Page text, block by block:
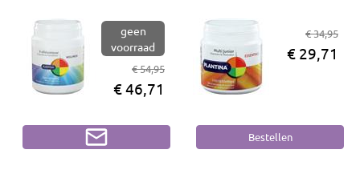
geen
voorraad
€ 54,95
€ 46,71
€ 34,95
€ 29,71